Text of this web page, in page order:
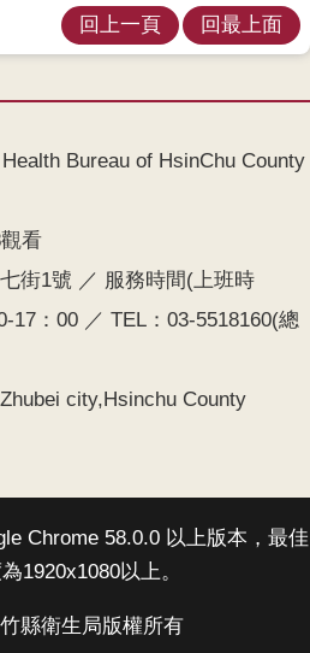
回上一頁 回最上面
Bureau of HsinChu County
看
街1號 ／ 服務時間(上班時
17：00 ／ TEL：03-5518160(總
city,Hsinchu County
Chrome 58.0.0 以上版本，最佳
1920x1080以上。
縣衛生局版權所有